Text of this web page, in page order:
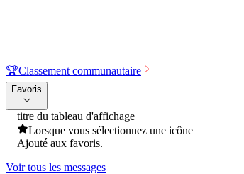
🏆Classement communautaire
Favoris
titre du tableau d'affichage
Lorsque vous sélectionnez une icône
Ajouté aux favoris.
Voir tous les messages